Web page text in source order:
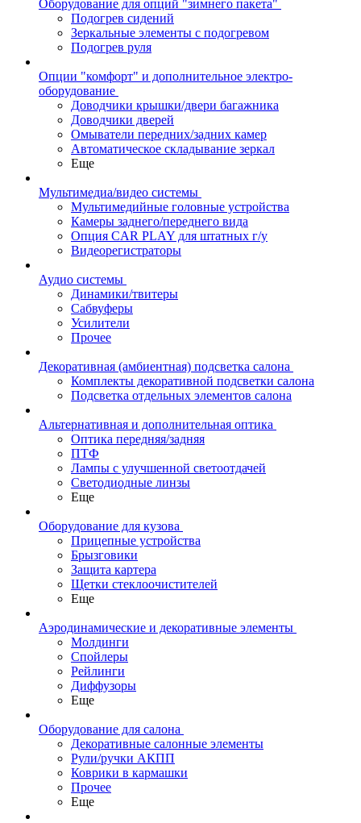
Оборудование для опций "зимнего пакета"
Подогрев сидений
Зеркальные элементы с подогревом
Подогрев руля
Опции "комфорт" и дополнительное электро-
оборудование
Доводчики крышки/двери багажника
Доводчики дверей
Омыватели передних/задних камер
Автоматическое складывание зеркал
Еще
Мультимедиа/видео системы
Мультимедийные головные устройства
Камеры заднего/переднего вида
Опция CAR PLAY для штатных г/у
Видеорегистраторы
Аудио системы
Динамики/твитеры
Сабвуферы
Усилители
Прочее
Декоративная (амбиентная) подсветка салона
Комплекты декоративной подсветки салона
Подсветка отдельных элементов салона
Альтернативная и дополнительная оптика
Оптика передняя/задняя
ПТФ
Лампы с улучшенной светоотдачей
Светодиодные линзы
Еще
Оборудование для кузова
Прицепные устройства
Брызговики
Защита картера
Щетки стеклоочистителей
Еще
Аэродинамические и декоративные элементы
Молдинги
Спойлеры
Рейлинги
Диффузоры
Еще
Оборудование для салона
Декоративные салонные элементы
Рули/ручки АКПП
Коврики в кармашки
Прочее
Еще